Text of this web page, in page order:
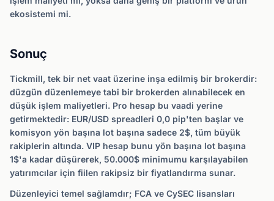
ekosistemi mi.
Sonuç
Tickmill, tek bir net vaat üzerine inşa edilmiş bir brokerdir:
düzgün düzenlemeye tabi bir brokerden alınabilecek en
düşük işlem maliyetleri. Pro hesap bu vaadi yerine
getirmektedir: EUR/USD spreadleri 0,0 pip'ten başlar ve
komisyon yön başına lot başına sadece 2$, tüm büyük
rakiplerin altında. VIP hesap bunu yön başına lot başına
1$'a kadar düşürerek, 50.000$ minimumu karşılayabilen
yatırımcılar için fiilen rakipsiz bir fiyatlandırma sunar.
Düzenleyici temel sağlamdır; FCA ve CySEC lisansları